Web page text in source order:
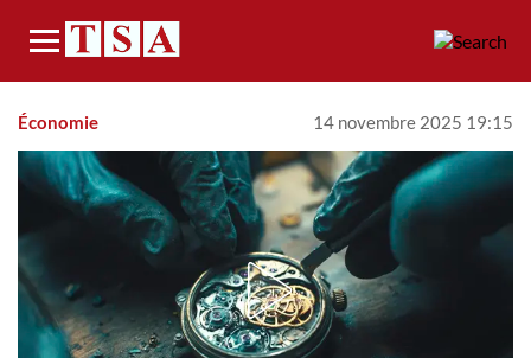
Menu
Économie 14 novembre 2025 19:15